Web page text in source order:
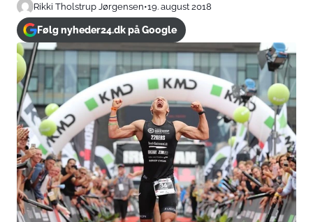
Rikki Tholstrup Jørgensen•19. august 2018
Følg nyheder24.dk på Google